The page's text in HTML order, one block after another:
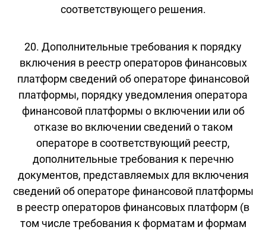
соответствующего решения.
20. Дополнительные требования к порядку
включения в реестр операторов финансовых
платформ сведений об операторе финансовой
платформы, порядку уведомления оператора
финансовой платформы о включении или об
отказе во включении сведений о таком
операторе в соответствующий реестр,
дополнительные требования к перечню
документов, представляемых для включения
сведений об операторе финансовой платформы
в реестр операторов финансовых платформ (в
том числе требования к форматам и формам